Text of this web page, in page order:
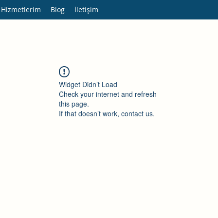
Hizmetlerim Blog İletişim
Widget Didn’t Load
Check your internet and refresh
this page.
If that doesn’t work, contact us.